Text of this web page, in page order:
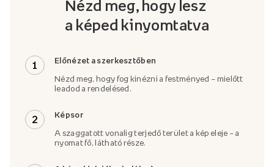
Nézd meg, hogy lesz
a képed kinyomtatva
1 Előnézet a szerkesztőben
Nézd meg, hogy fog kinézni a festményed – mielőtt
leadod a rendelésed.
2 Képsor
A szaggatott vonalig terjedő terület a kép eleje – a
nyomat fő, látható része.